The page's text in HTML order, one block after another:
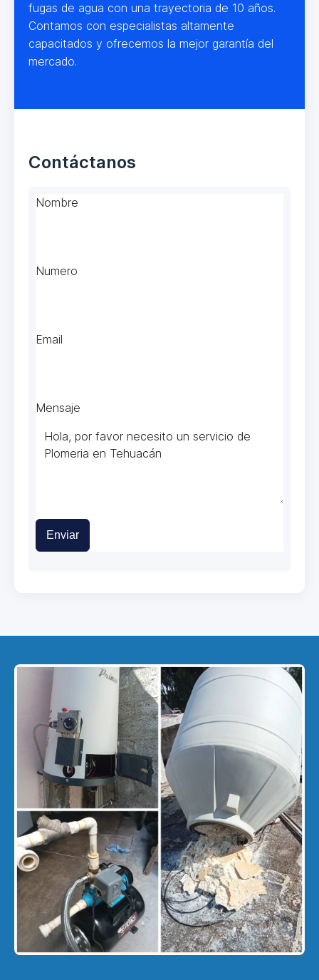
fugas de agua con una trayectoria de 10 años.
Contamos con especialistas altamente
capacitados y ofrecemos la mejor garantía del
mercado.
Contáctanos
Nombre
Numero
Email
Mensaje
Enviar